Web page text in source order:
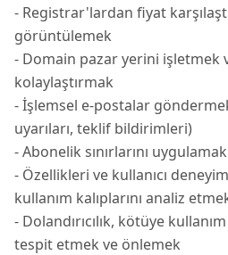
- Registrar'lardan fiyat
görüntülemek
- Domain pazar yerini işletmek
kolaylaştırmak
- İşlemsel e-postalar
uyarıları, teklif bildirimleri)
- Abonelik sınırlarını
- Özellikleri ve kullanıcı
kullanım kalıplarını analiz
- Dolandırıcılık, kötüye
tespit etmek ve önlemek